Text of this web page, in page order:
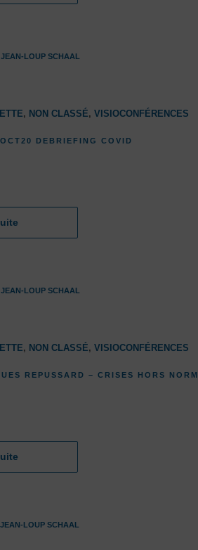
JEAN-LOUP SCHAAL
, NON CLASSÉ, VISIOCONFÉRENCES
DEBRIEFING COVID
JEAN-LOUP SCHAAL
, NON CLASSÉ, VISIOCONFÉRENCES
REPUSSARD – CRISES HORS
JEAN-LOUP SCHAAL